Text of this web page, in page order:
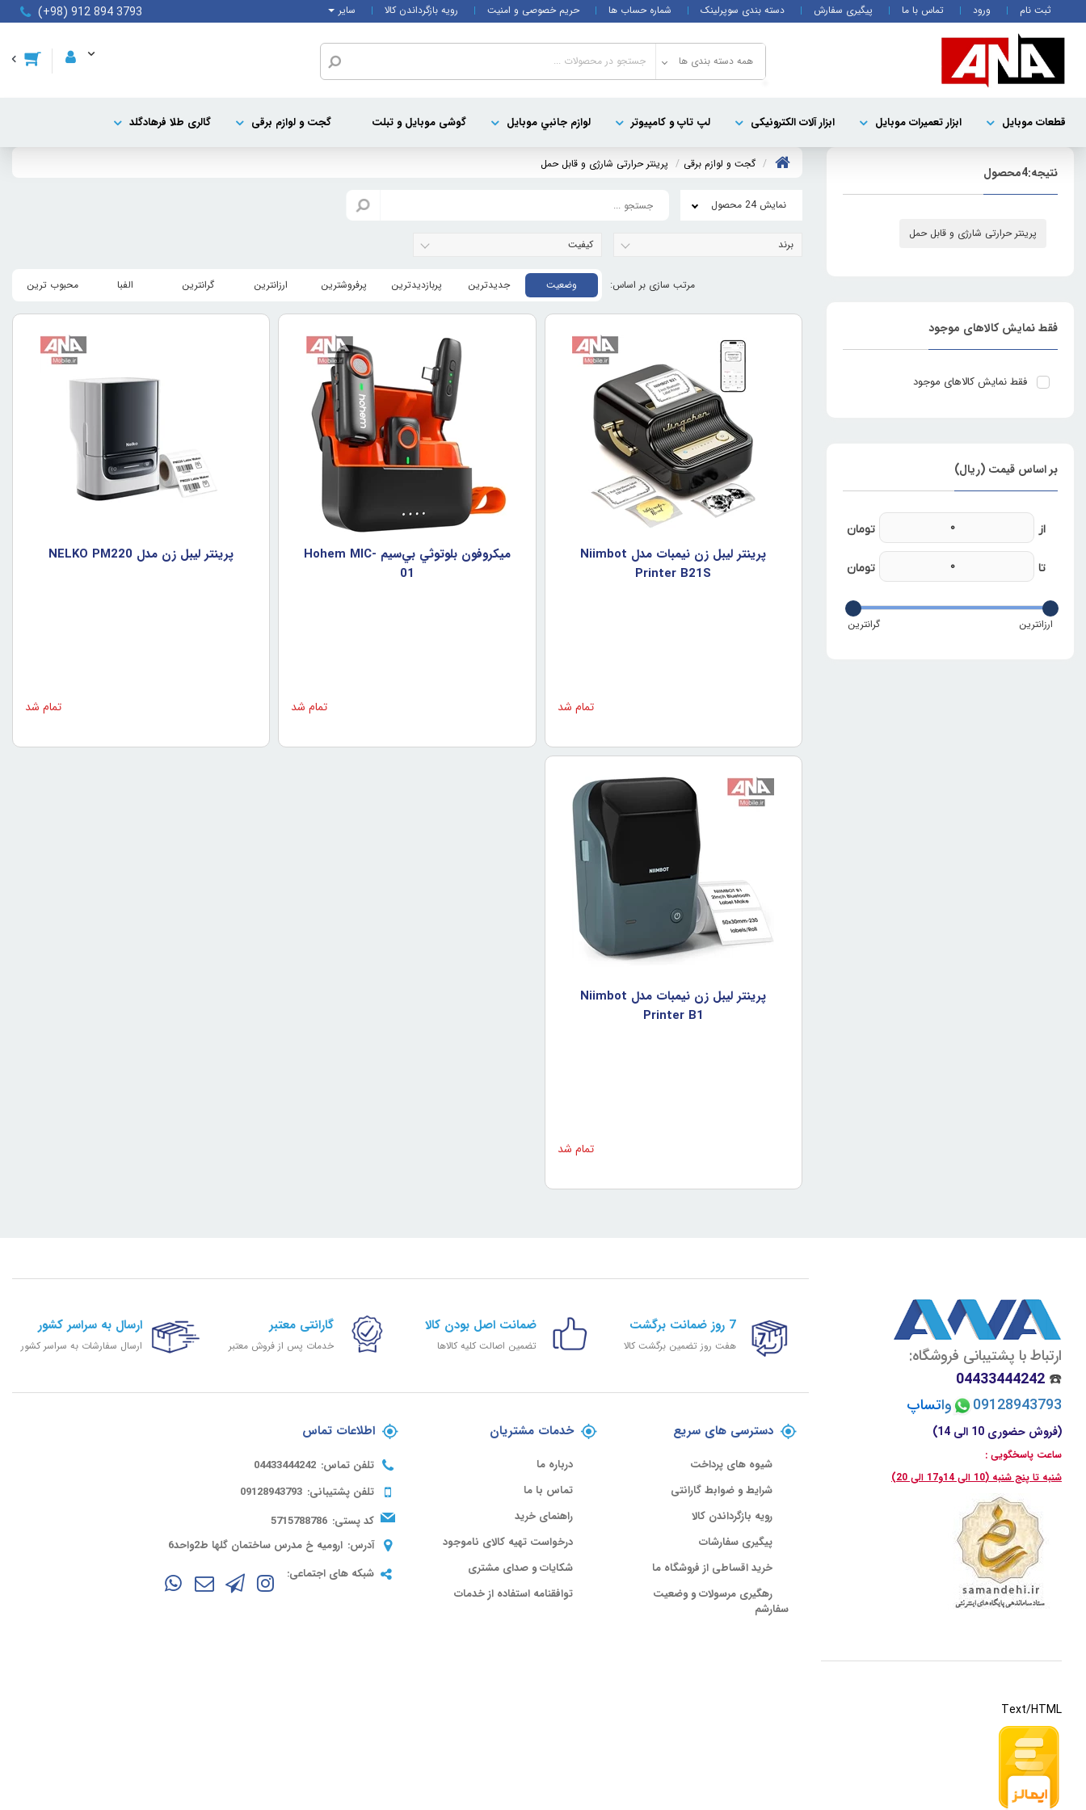
ثبت نام ورود تماس با ما پیگیری سفارش دسته بندی سوپرلینک شماره حساب ها حریم خصوصی و امنیت رویه بازگرداندن کالا سایر (+98) 912 894 3793
همه دسته بندی ها
قطعات موبايل ابزار تعمیرات موبایل ابزار آلات الکترونیکی لپ تاپ و کامپيوتر لوازم جانبي موبایل گوشی موبایل و تبلت گجت و لوازم برقی گالری طلا فرهادگلد
گجت و لوازم برقی پرینتر حرارتی شارژی و قابل حمل
نمایش 24 محصول
برند کیفیت
وضعیت جدیدترین پربازدیدترین پرفروشترین ارزانترین گرانترین الفبا محبوب ترین
پرينتر ليبل زن نيمبات مدل Niimbot
Printer B21S
تمام شد
ميکروفون بلوتوثي بي‌سيم Hohem MIC-
01
تمام شد
پرينتر ليبل زن مدل NELKO PM220
تمام شد
پرينتر ليبل زن نيمبات مدل Niimbot
Printer B1
تمام شد
نتیجه:4محصول
پرینتر حرارتی شارژی و قابل حمل
فقط نمایش کالاهای موجود
فقط نمایش کالاهای موجود
بر اساس قیمت (ریال)
ارتباط با پشتیبانی فروشگاه:
☎️
04433444242
09128943793
واتساپ
(فروش حضوری 10 الی 14)
ساعت پاسخگویی :
شنبه تا پنج شنبه (10 الی 14و17 الی 20)
Text/HTML
7 روز ضمانت برگشت
هفت روز تضمین برگشت کالا
ضمانت اصل بودن کالا
تضمین اصالت کلیه کالاها
گارانتی معتبر
خدمات پس از فروش معتبر
ارسال به سراسر کشور
ارسال سفارشات به سراسر کشور
دسترسی های سریع
شیوه های پرداخت
شرایط و ضوابط گارانتی
رویه بازگرداندن کالا
پیگیری سفارشات
خرید اقساطی از فروشگاه ما
رهگیری مرسولات و وضعیت
سفارشم
خدمات مشتریان
درباره ما
تماس با ما
راهنمای خرید
درخواست تهیه کالای ناموجود
شکایات و صدای مشتری
توافقنامه استفاده از خدمات
اطلاعات تماس
تلفن تماس: 04433444242
تلفن پشتیبانی: 09128943793
کد پستی: 5715788786
آدرس: ارومیه خ مدرس ساختمان گلها ط2واحد6
شبکه های اجتماعی: